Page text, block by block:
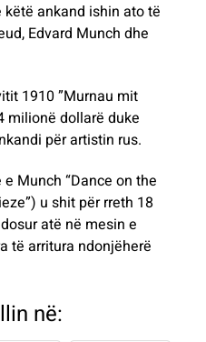
ankand ishin ato të
Edvard Munch dhe
1910 ”Murnau mit
milionë dollarë duke
për artistin rus.
Munch “Dance on the
u shit për rreth 18
atë në mesin e
të arritura ndonjëherë
në: